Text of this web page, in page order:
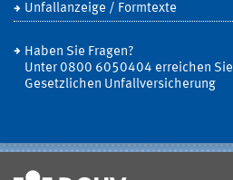
Unfallanzeige / Formtexte
Haben Sie Fragen?
Unter 0800 6050404 erreichen
Gesetzlichen Unfallversicherung